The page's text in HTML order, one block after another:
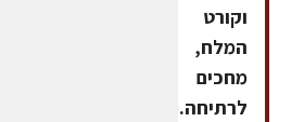
וקורט
המלח,
מחכים
לרתיחה.מוסיפים